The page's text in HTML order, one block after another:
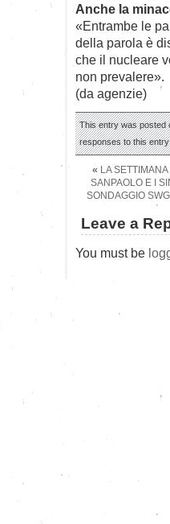
Anche la
«Entrambe le
della parola è
che il nucleare
non prevalere».
(da agenzie)
This entry was posted
responses to this
« LA
SANPAOLO E I
SONDAGGIO
Leave a
You must be